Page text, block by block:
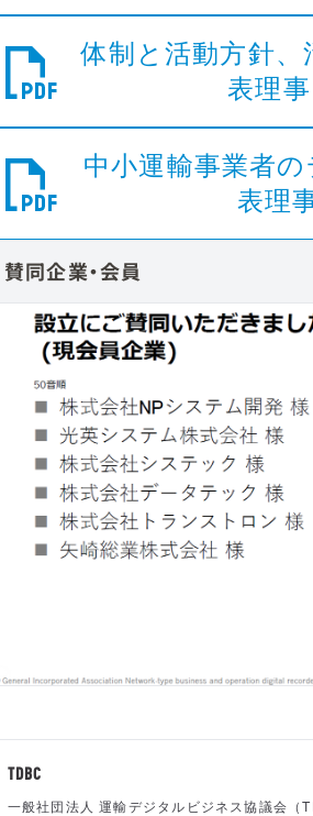
体制と活動方針
表理
中小運輸事業者
表理
賛同企業・会員
TDBC
一般社団法人 運輸デジタルビジネス協議会